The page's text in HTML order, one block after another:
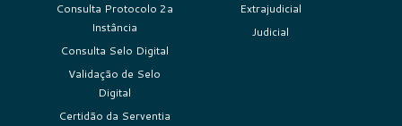
Consulta Protocolo 2a
Instância
Consulta Selo Digital
Validação de Selo
Digital
Certidão da Serventia
Extrajudicial
Judicial